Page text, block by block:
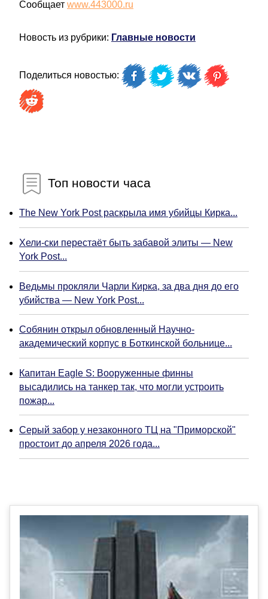
Сообщает www.443000.ru
Новость из рубрики: Главные новости
Поделиться новостью:
Топ новости часа
The New York Post раскрыла имя убийцы Кирка...
Хели-ски перестаёт быть забавой элиты — New
York Post...
Ведьмы прокляли Чарли Кирка, за два дня до его
убийства — New York Post...
Собянин открыл обновленный Научно-
академический корпус в Боткинской больнице...
Капитан Eagle S: Вооруженные финны
высадились на танкер так, что могли устроить
пожар...
Серый забор у незаконного ТЦ на "Приморской"
простоит до апреля 2026 года...